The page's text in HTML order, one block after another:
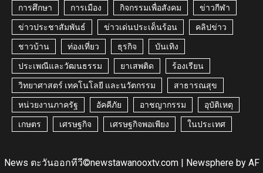
การศึกษา การเมือง กิจกรรมเพื่อสังคม ข่าวกีฬา
ข่าวประชาสัมพันธ์ ข่าวเด่นประเด็นร้อน คลิปข่าว
ชาวบ้าน ท่องเที่ยว ธุรกิจ บันเทิง
ประเพณีและวัฒนธรรม ยาเสพติด ร้องเรียน
วิทยาศาสตร์ เทคโนโลยี และนวัตกรรม สาธารณสุข
หน่วยงานภาครัฐ อัคคีภัย อาชญากรรม อุบัติเหตุ
เกษตร เศรษฐกิจ เศรษฐกิจพอเพียง ในประเทศ
News ตะวันออกทีวี©newstawanooxtv.com | Newsphereby AF